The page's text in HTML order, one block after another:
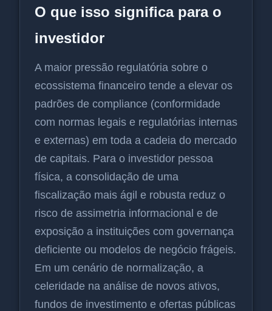
O que isso significa para o
investidor
A maior pressão regulatória sobre o
ecossistema financeiro tende a elevar os
padrões de compliance (conformidade
com normas legais e regulatórias internas
e externas) em toda a cadeia do mercado
de capitais. Para o investidor pessoa
física, a consolidação de uma
fiscalização mais ágil e robusta reduz o
risco de assimetria informacional e de
exposição a instituições com governança
deficiente ou modelos de negócio frágeis.
Em um cenário de normalização, a
celeridade na análise de novos ativos,
fundos de investimento e ofertas públicas